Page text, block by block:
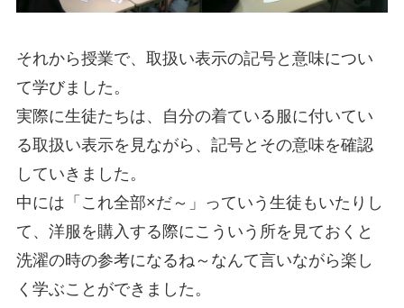
それから授業で、取扱い表示の記号と意味につい
て学びました。
実際に生徒たちは、自分の着ている服に付いてい
る取扱い表示を見ながら、記号とその意味を確認
していきました。
中には「これ全部×だ～」っていう生徒もいたりし
て、洋服を購入する際にこういう所を見ておくと
洗濯の時の参考になるね～なんて言いながら楽し
く学ぶことができました。